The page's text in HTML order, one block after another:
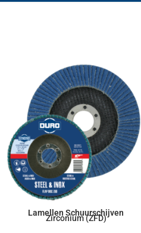
Lamellen Schuurschijven
Zirconium (ZFD)